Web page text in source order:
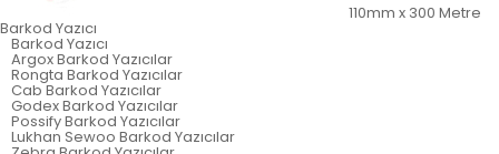
110mm x 300 Metre
Barkod Yazıcı
Barkod Yazıcı
Argox Barkod Yazıcılar
Rongta Barkod Yazıcılar
Cab Barkod Yazıcılar
Godex Barkod Yazıcılar
Possify Barkod Yazıcılar
Lukhan Sewoo Barkod Yazıcılar